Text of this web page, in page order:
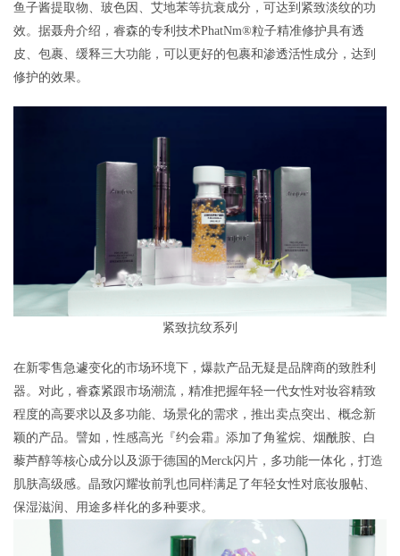
鱼子酱提取物、玻色因、艾地苯等抗衰成分，可达到紧致淡纹的功
效。据聂舟介绍，睿森的专利技术PhatNm®粒子精准修护具有透
皮、包裹、缓释三大功能，可以更好的包裹和渗透活性成分，达到
修护的效果。
紧致抗纹系列
在新零售急遽变化的市场环境下，爆款产品无疑是品牌商的致胜利
器。对此，睿森紧跟市场潮流，精准把握年轻一代女性对妆容精致
程度的高要求以及多功能、场景化的需求，推出卖点突出、概念新
颖的产品。譬如，性感高光『约会霜』添加了角鲨烷、烟酰胺、白
藜芦醇等核心成分以及源于德国的Merck闪片，多功能一体化，打造
肌肤高级感。晶致闪耀妆前乳也同样满足了年轻女性对底妆服帖、
保湿滋润、用途多样化的多种要求。